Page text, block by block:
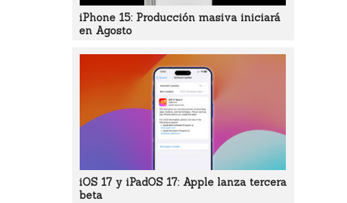
iPhone 15: Producción masiva iniciará
en Agosto
iOS 17 y iPadOS 17: Apple lanza tercera
beta